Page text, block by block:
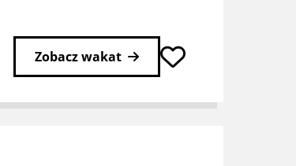
Zobacz wakat